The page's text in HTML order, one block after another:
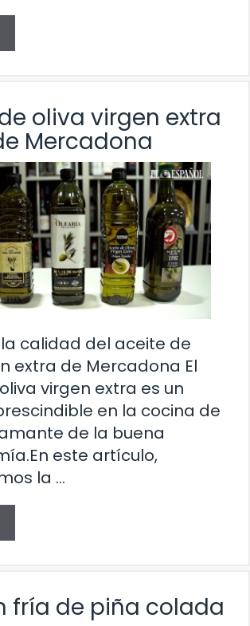
oliva virgen extra
Mercadona
calidad del aceite de
extra de Mercadona El
virgen extra es un
en la cocina de
de la buena
este artículo,
la …
fría de piña colada